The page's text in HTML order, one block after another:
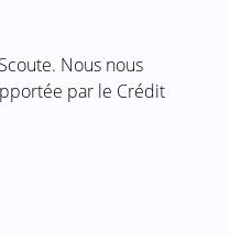
Nous nous
par le Crédit